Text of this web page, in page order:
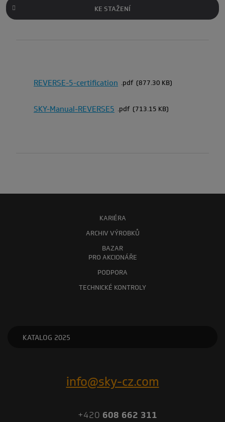
KE STAŽENÍ
REVERSE-5-certification pdf 877.30 KB
SKY-Manual-REVERSE5 pdf 713.15 KB
KARIÉRA
ARCHIV VÝROBKŮ
BAZAR
PRO AKCIONÁŘE
PODPORA
TECHNICKÉ KONTROLY
KATALOG 2025
info@sky-cz.com
+420 608 662 311